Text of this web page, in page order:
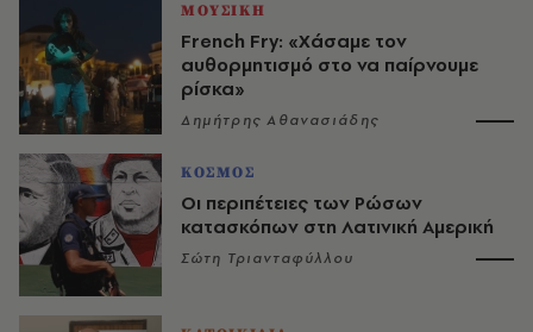
ΜΟΥΣΙΚΗ
French Fry: «Χάσαμε τον
αυθορμητισμό στο να παίρνουμε
ρίσκα»
Δημήτρης Αθανασιάδης
ΚΟΣΜΟΣ
Οι περιπέτειες των Ρώσων
κατασκόπων στη Λατινική Αμερική
Σώτη Τριανταφύλλου